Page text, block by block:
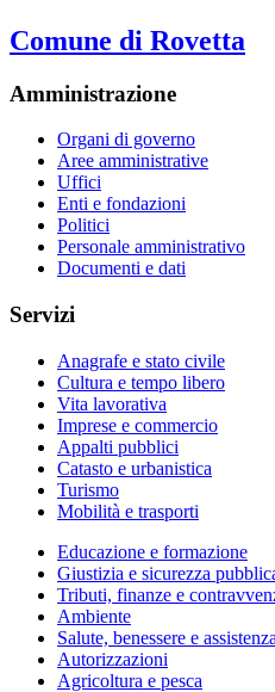
Comune di Rovetta
Amministrazione
Organi di governo
Aree amministrative
Uffici
Enti e fondazioni
Politici
Personale amministrativo
Documenti e dati
Servizi
Anagrafe e stato civile
Cultura e tempo libero
Vita lavorativa
Imprese e commercio
Appalti pubblici
Catasto e urbanistica
Turismo
Mobilità e trasporti
Educazione e formazione
Giustizia e sicurezza
Tributi, finanze e
Ambiente
Salute, benessere e assistenza
Autorizzazioni
Agricoltura e pesca